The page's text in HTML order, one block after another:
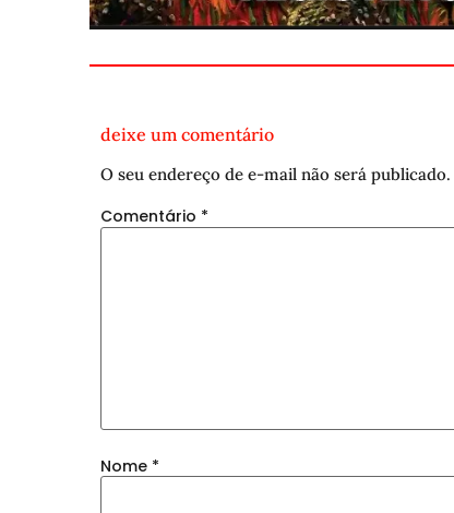
deixe um comentário
O seu endereço de e-mail não será publicado.
Comentário *
Nome *